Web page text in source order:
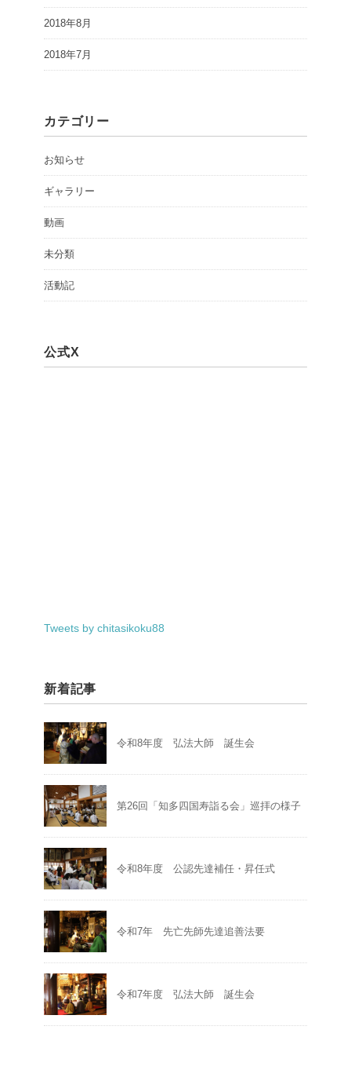
2018年8月
2018年7月
カテゴリー
お知らせ
ギャラリー
動画
未分類
活動記
公式X
Tweets by chitasikoku88
新着記事
令和8年度 弘法大師 誕生会
第26回「知多四国寿詣る会」巡拝の様子
令和8年度 公認先達補任・昇任式
令和7年 先亡先師先達追善法要
令和7年度 弘法大師 誕生会